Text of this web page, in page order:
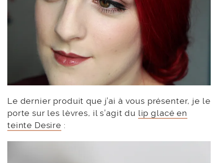
Le dernier produit que j’ai à vous présenter, je le
porte sur les lèvres, il s’agit du lip glacé en
teinte Desire :